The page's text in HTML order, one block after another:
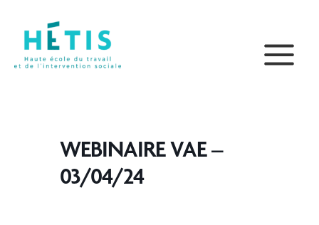
contenu
WEBINAIRE VAE –
03/04/24